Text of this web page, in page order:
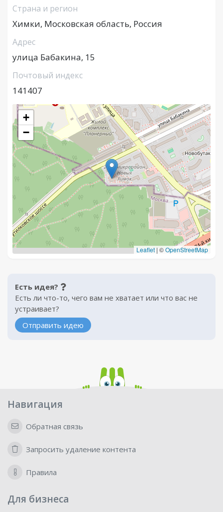
Страна и регион
Химки, Московская область, Россия
Адрес
улица Бабакина, 15
Почтовый индекс
141407
+
−
Leaflet | ©OpenStreetMap
Есть идея?
Есть ли что-то, чего вам не хватает или что вас не
устраивает?
Отправить идею
Навигация
Обратная связь
Запросить удаление контента
Правила
Для бизнеса